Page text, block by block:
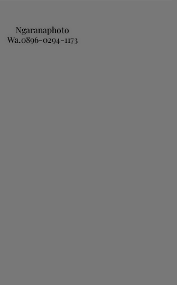
Ngaranaphoto
Wa.0896-0294-1173